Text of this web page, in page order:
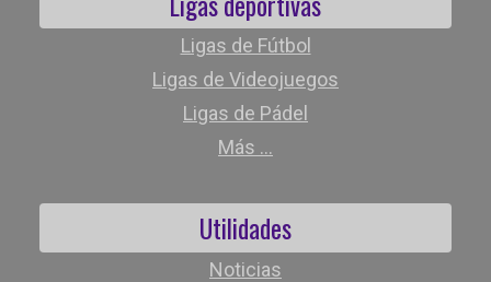
Ligas de Fútbol
Ligas de Videojuegos
Ligas de Pádel
Más ...
Utilidades
Noticias